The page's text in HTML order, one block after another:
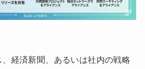
、経済新聞、あるいは社内の戦略